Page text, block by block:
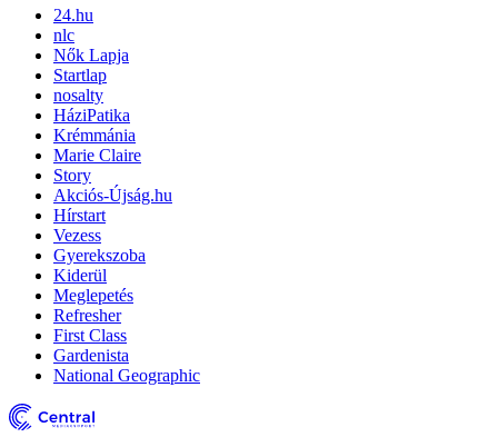
24.hu
nlc
Nők Lapja
Startlap
nosalty
HáziPatika
Krémmánia
Marie Claire
Story
Akciós-Újság.hu
Hírstart
Vezess
Gyerekszoba
Kiderül
Meglepetés
Refresher
First Class
Gardenista
National Geographic